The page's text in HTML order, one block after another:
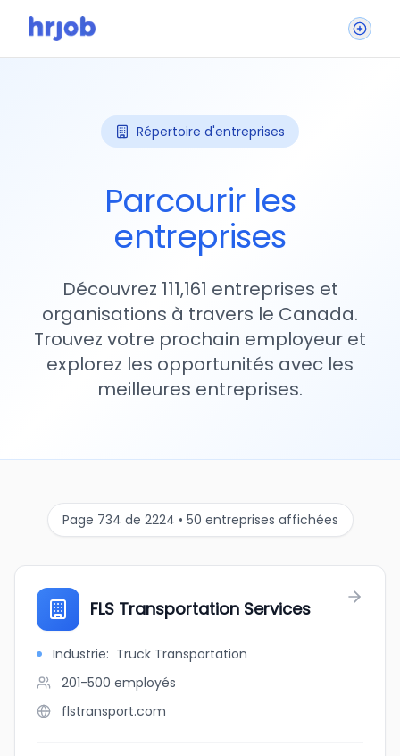
Répertoire d'entreprises
Parcourir les
entreprises
Découvrez 111,161 entreprises et
organisations à travers le Canada.
Trouvez votre prochain employeur et
explorez les opportunités avec les
meilleures entreprises.
Page 734 de 2224 • 50 entreprises affichées
FLS Transportation Services
Industrie: Truck Transportation
201-500 employés
flstransport.com